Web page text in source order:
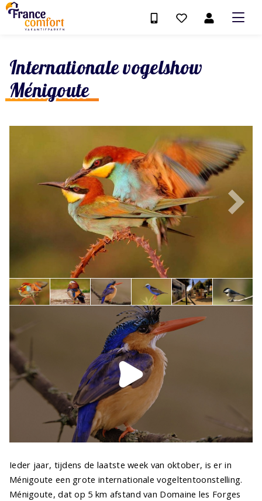
Internationale vogelshow
Ménigoute
Ieder jaar, tijdens de laatste week van oktober, is er in
Ménigoute een grote internationale vogeltentoonstelling.
Ménigoute, dat op 5 km afstand van Domaine les Forges